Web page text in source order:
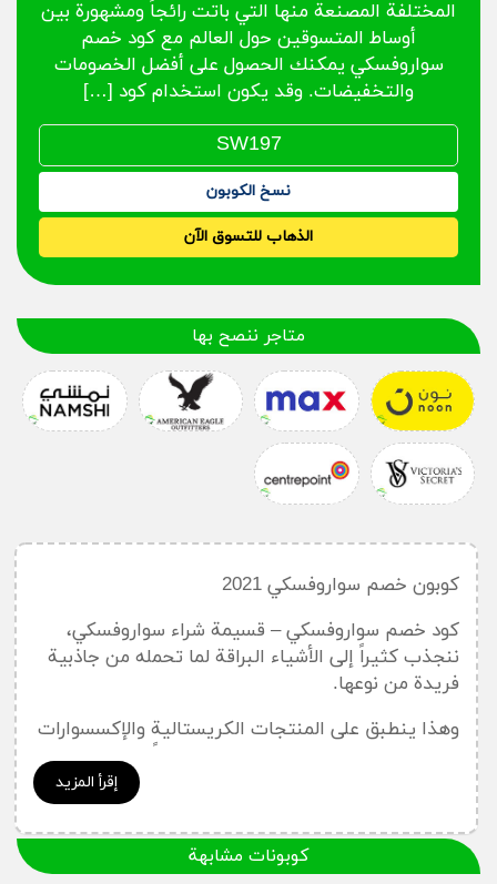
المختلفة المصنعة منها التي باتت رائجاً ومشهورة بين
أوساط المتسوقين حول العالم مع كود خصم
سواروفسكي يمكنك الحصول على أفضل الخصومات
والتخفيضات. وقد يكون استخدام كود […]
نسخ الكوبون
الذهاب للتسوق الآن
متاجر ننصح بها
إقرأ المزيد
كوبون خصم سواروفسكي 2021
كود خصم سواروفسكي – قسيمة شراء سواروفسكي،
ننجذب كثيراً إلى الأشياء البراقة لما تحمله من جاذبية
فريدة من نوعها.
وهذا ينطبق على المنتجات الكريستالية والإكسسوارات
المختلفة المصنعة منها التي باتت رائجاً ومشهورة بين
أوساط المتسوقين حول العالم مع كود خصم
سواروفسكي يمكنك الحصول على أفضل الخصومات
والتخفيضات.
كوبونات مشابهة